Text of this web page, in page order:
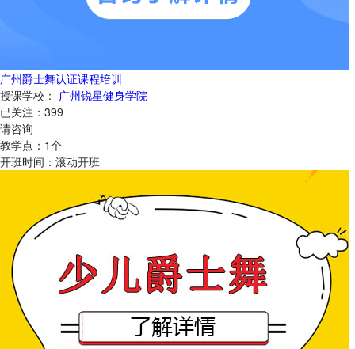
广州爵士舞认证课程培训
授课学校： 广州锐星健身学院
已关注： 399
请咨询
教学点： 1个
开班时间： 滚动开班